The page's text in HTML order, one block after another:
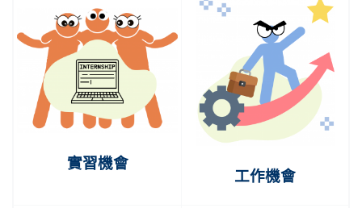
實習機會
工作機會